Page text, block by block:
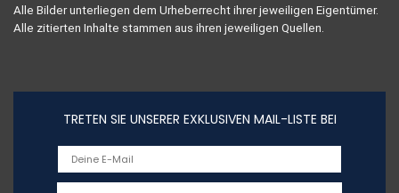
Alle Bilder unterliegen dem Urheberrecht ihrer jeweiligen Eigentümer.
Alle zitierten Inhalte stammen aus ihren jeweiligen Quellen.
TRETEN SIE UNSERER EXKLUSIVEN MAIL-LISTE BEI